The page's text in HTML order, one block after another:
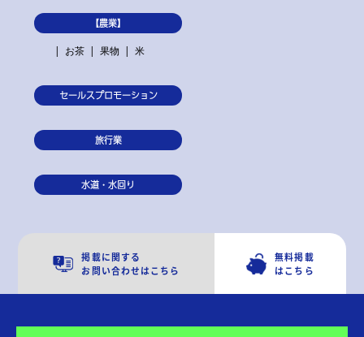
【農業】
お茶
果物 米
セールスプロモーション
旅行業
水道・水回り
掲載に関する
お問い合わせはこちら
無料掲載
はこちら